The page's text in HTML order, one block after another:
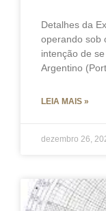
Detalhes da
operando sob
intenção de
Argentino
LEIA MAIS »
dezembro 26,